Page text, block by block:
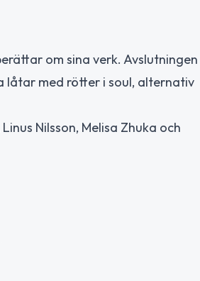
om sina verk. Avslutningen
låtar med rötter i soul, alternativ
Nilsson, Melisa Zhuka och